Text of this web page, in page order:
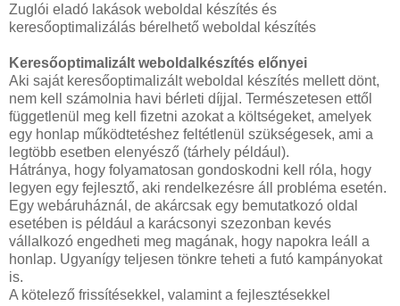
Zuglói eladó lakások weboldal készítés és
keresőoptimalizálás bérelhető weboldal készítés
Keresőoptimalizált weboldalkészítés előnyei
Aki saját keresőoptimalizált weboldal készítés mellett dönt,
nem kell számolnia havi bérleti díjjal. Természetesen ettől
függetlenül meg kell fizetni azokat a költségeket, amelyek
egy honlap működtetéshez feltétlenül szükségesek, ami a
legtöbb esetben elenyésző (tárhely például).
Hátránya, hogy folyamatosan gondoskodni kell róla, hogy
legyen egy fejlesztő, aki rendelkezésre áll probléma esetén.
Egy webáruháznál, de akárcsak egy bemutatkozó oldal
esetében is például a karácsonyi szezonban kevés
vállalkozó engedheti meg magának, hogy napokra leáll a
honlap. Ugyanígy teljesen tönkre teheti a futó kampányokat
is.
A kötelező frissítésekkel, valamint a fejlesztésekkel